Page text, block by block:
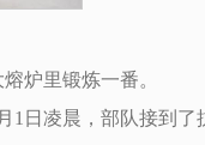
炉里锻炼一番。
1日凌晨，部队接到了